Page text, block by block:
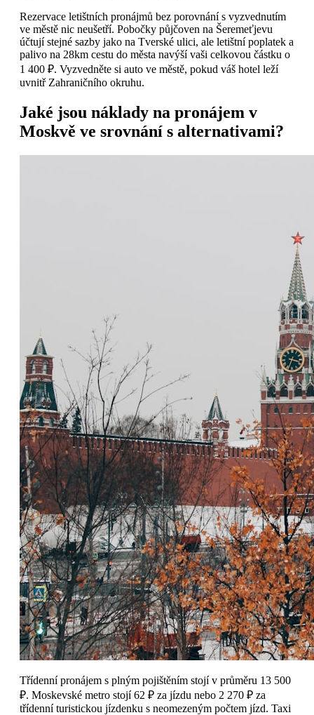
Rezervace letištních pronájmů bez porovnání s vyzvednutím
ve městě nic neušetří. Pobočky půjčoven na Šeremeťjevu
účtují stejné sazby jako na Tverské ulici, ale letištní poplatek a
palivo na 28km cestu do města navýší vaši celkovou částku o
1 400 ₽. Vyzvedněte si auto ve městě, pokud váš hotel leží
uvnitř Zahraničního okruhu.
Jaké jsou náklady na pronájem v
Moskvě ve srovnání s alternativami?
Třídenní pronájem s plným pojištěním stojí v průměru 13 500
₽. Moskevské metro stojí 62 ₽ za jízdu nebo 2 270 ₽ za
třídenní turistickou jízdenku s neomezeným počtem jízd. Taxi